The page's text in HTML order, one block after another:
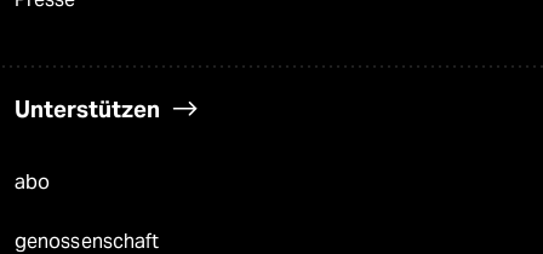
Unterstützen
abo
genossenschaft